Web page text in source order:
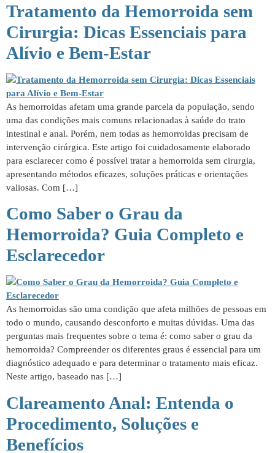
Tratamento da Hemorroida sem
Cirurgia: Dicas Essenciais para
Alívio e Bem-Estar
As hemorroidas afetam uma grande parcela da população, sendo
uma das condições mais comuns relacionadas à saúde do trato
intestinal e anal. Porém, nem todas as hemorroidas precisam de
intervenção cirúrgica. Este artigo foi cuidadosamente elaborado
para esclarecer como é possível tratar a hemorroida sem cirurgia,
apresentando métodos eficazes, soluções práticas e orientações
valiosas. Com […]
Como Saber o Grau da
Hemorroida? Guia Completo e
Esclarecedor
As hemorroidas são uma condição que afeta milhões de pessoas em
todo o mundo, causando desconforto e muitas dúvidas. Uma das
perguntas mais frequentes sobre o tema é: como saber o grau da
hemorroida? Compreender os diferentes graus é essencial para um
diagnóstico adequado e para determinar o tratamento mais eficaz.
Neste artigo, baseado nas […]
Clareamento Anal: Entenda o
Procedimento, Soluções e
Benefícios